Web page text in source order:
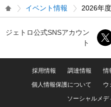
イベント情報 2026年
ジェトロ公式SNSアカウン
ト
採用情報 調達情報 情
個人情報保護について
ウ
ソーシャルメデ